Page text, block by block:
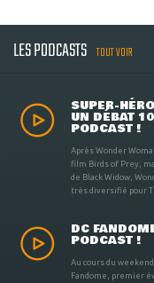
LES PODCASTS TOUT VOIR
SUPER-
UN DÉBAT
PODCAST !
Après Wonder
film Birds of Prey,
de Black Widow,
très diversifié pour
DC
PODCAST !
Au cours du
Fandome, premier